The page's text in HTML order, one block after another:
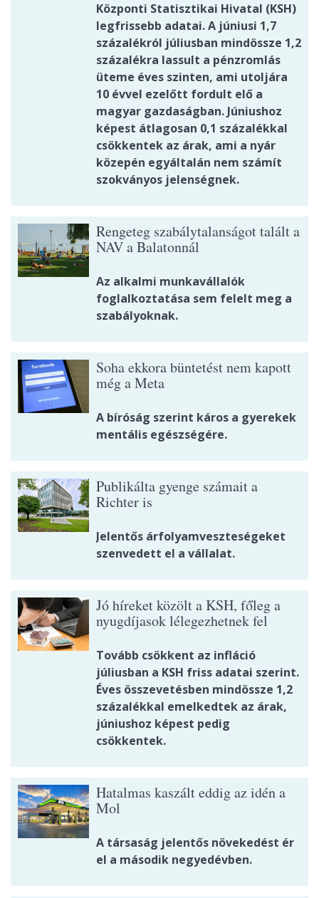
Központi Statisztikai Hivatal (KSH)
legfrissebb adatai. A júniusi 1,7
százalékról júliusban mindössze 1,2
százalékra lassult a pénzromlás
üteme éves szinten, ami utoljára
10 évvel ezelőtt fordult elő a
magyar gazdaságban. Júniushoz
képest átlagosan 0,1 százalékkal
csökkentek az árak, ami a nyár
közepén egyáltalán nem számít
szokványos jelenségnek.
Rengeteg szabálytalanságot talált a
NAV a Balatonnál
Az alkalmi munkavállalók
foglalkoztatása sem felelt meg a
szabályoknak.
Soha ekkora büntetést nem kapott
még a Meta
A bíróság szerint káros a gyerekek
mentális egészségére.
Publikálta gyenge számait a
Richter is
Jelentős árfolyamveszteségeket
szenvedett el a vállalat.
Jó híreket közölt a KSH, főleg a
nyugdíjasok lélegezhetnek fel
Tovább csökkent az infláció
júliusban a KSH friss adatai szerint.
Éves összevetésben mindössze 1,2
százalékkal emelkedtek az árak,
júniushoz képest pedig
csökkentek.
Hatalmas kaszált eddig az idén a
Mol
A társaság jelentős növekedést ér
el a második negyedévben.